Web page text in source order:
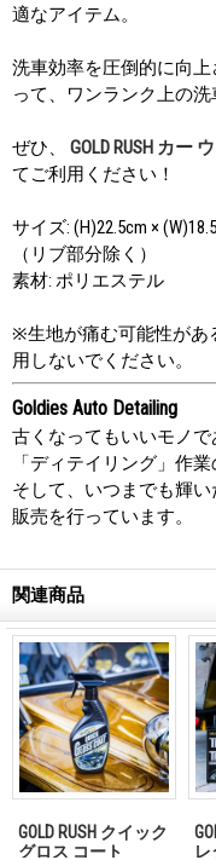
適なアイテム。
洗車効率を圧倒的に向上
って、ワンランク上の洗
ぜひ、 GOLD RUSH カー
てご利用ください！
サイズ: (H)22.5cm ×
（リブ部分除く）
素材: ポリエステル
※生地が痛む可能性があ
用しないでください。
Goldies Auto Detailing
古くなってもいいモノで
「ディテイリング」作業
そして、いつまでも輝
販売を行っています。
関連商品
GOLD RUSH クイック
グロス コート